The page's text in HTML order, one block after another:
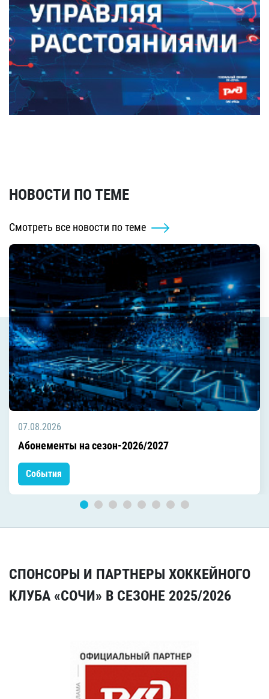
НОВОСТИ ПО ТЕМЕ
Смотреть все новости по теме
07.08.2026
Абонементы на сезон-2026/2027
События
СПОНСОРЫ И ПАРТНЕРЫ ХОККЕЙНОГО
КЛУБА «СОЧИ» В СЕЗОНЕ 2025/2026